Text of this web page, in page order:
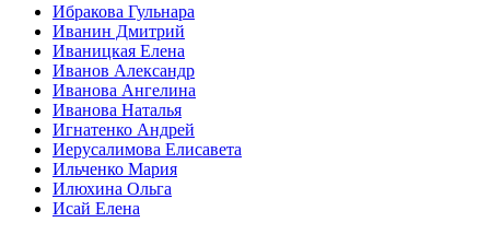
Ибракова Гульнара
Иванин Дмитрий
Иваницкая Елена
Иванов Александр
Иванова Ангелина
Иванова Наталья
Игнатенко Андрей
Иерусалимова Елисавета
Ильченко Мария
Илюхина Ольга
Исай Елена